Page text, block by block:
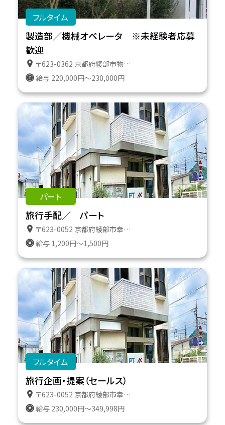
フルタイム
製造部／機械オペレータ ※未経験者応募
歓迎
〒623-0362 京都府綾部市物部町南車田１０
給与 220,000円～230,000円
パート
旅行手配／ パート
〒623-0052 京都府綾部市幸通り１１番地
給与 1,200円～1,500円
フルタイム
旅行企画・提案（セールス）
〒623-0052 京都府綾部市幸通り１１番地
給与 230,000円～349,998円